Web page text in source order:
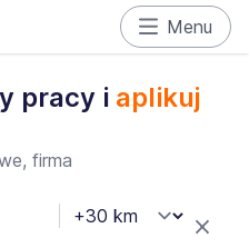
Menu
pracy i aplikuj